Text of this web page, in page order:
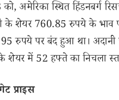
अमेरिका स्थित हिंडनबर्ग
के शेयर 760.85 रुपये के भाव
रुपये पर बंद हुआ था। अदानी
के शेयर में 52 हफ्ते का निचला
प्राइस